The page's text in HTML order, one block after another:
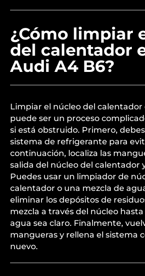
¿Cómo limpiar
del calentador
Audi A4 B6?
Limpiar el núcleo del calentador
puede ser un proceso
si está obstruido. Primero,
sistema de refrigerante para
continuación, localiza las
salida del núcleo del calentador
Puedes usar un limpiador de
calentador o una mezcla de
eliminar los depósitos de
mezcla a través del núcleo
agua sea claro. Finalmente,
mangueras y rellena el sistema
nuevo.